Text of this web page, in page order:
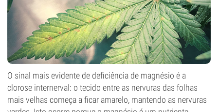
O sinal mais evidente de deficiência de magnésio é a
clorose internerval: o tecido entre as nervuras das folhas
mais velhas começa a ficar amarelo, mantendo as nervuras